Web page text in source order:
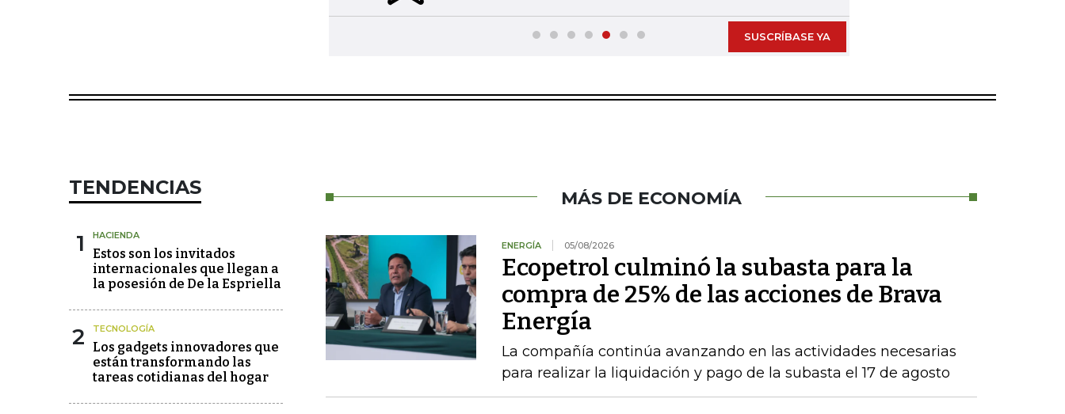
SUSCRÍBASE YA
TENDENCIAS
1 HACIENDA
Estos son los invitados
internacionales que llegan a
la posesión de De la Espriella
2 TECNOLOGÍA
Los gadgets innovadores que
están transformando las
tareas cotidianas del hogar
MÁS DE ECONOMÍA
ENERGÍA 05/08/2026
Ecopetrol culminó la subasta para la
compra de 25% de las acciones de Brava
Energía
La compañía continúa avanzando en las actividades necesarias
para realizar la liquidación y pago de la subasta el 17 de agosto